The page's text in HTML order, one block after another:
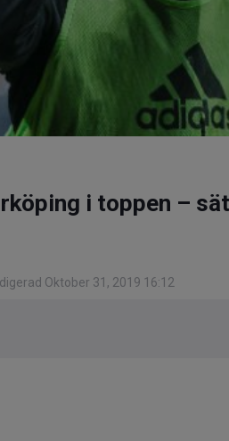
i toppen –
Oktober 31, 2019 16:12